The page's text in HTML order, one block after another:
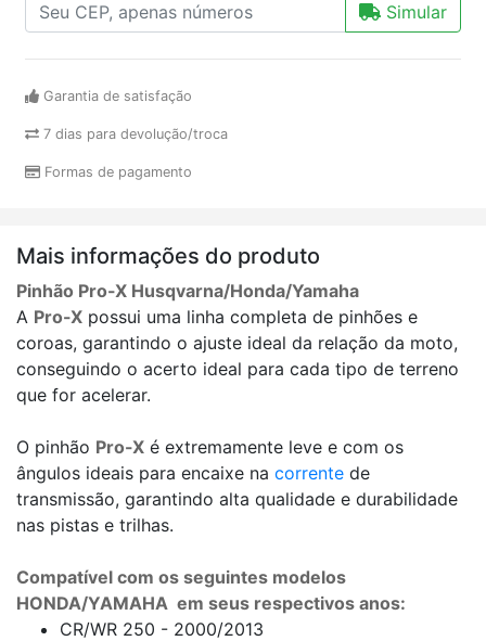
Simular
Garantia de satisfação
7 dias para devolução/troca
Formas de pagamento
Mais informações do produto
Pinhão Pro-X Husqvarna/Honda/Yamaha
A Pro-X possui uma linha completa de pinhões e
coroas, garantindo o ajuste ideal da relação da moto,
conseguindo o acerto ideal para cada tipo de terreno
que for acelerar.
O pinhão Pro-X é extremamente leve e com os
ângulos ideais para encaixe na corrente de
transmissão, garantindo alta qualidade e durabilidade
nas pistas e trilhas.
Compatível com os seguintes modelos
HONDA/YAMAHA em seus respectivos anos:
CR/WR 250 - 2000/2013